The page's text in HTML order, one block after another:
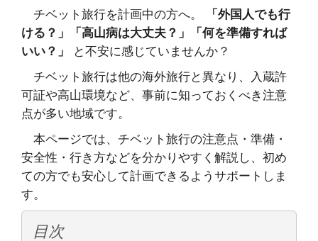
チベット旅行を計画中の方へ。
「外国人でも行
ける？」「高山病は大丈夫？」「何を準備すれば
いい？」
と不安に感じていませんか？
チベット旅行は他の海外旅行と異なり、入蔵許
可証や高山環境など、事前に知っておくべき注意
点が多い地域です。
本ページでは、チベット旅行の注意点・準備・
安全性・行き方などを分かりやすく解説し、初め
ての方でも安心して計画できるようサポートしま
す。
目次